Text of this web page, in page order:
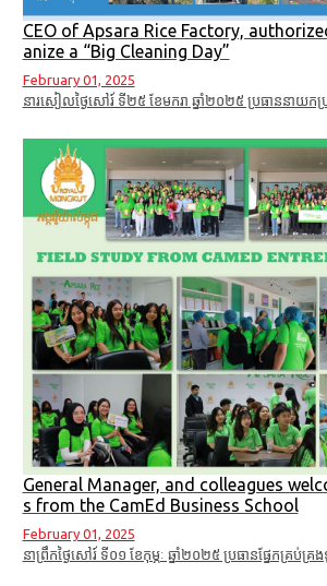
CEO of Apsara Rice Factory,
anize a “Big Cleaning Day”
February 01, 2025
នារសៀលថ្ងៃសៅរ៍ ទី២៥ ខែមករា​ ឆ្នាំ២០២៥ ប្រធាននាយកប្
General Manager, and colleagues
s from the CamEd Business School
February 01, 2025
នាព្រឹកថ្ងៃសៅរ៍ ទី០១ ខែកុម្ភៈ​ ឆ្នាំ២០២៥ ប្រធានផ្នែកគ្រប់